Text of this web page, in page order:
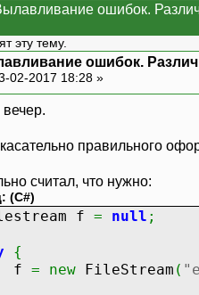
ошибок.
эту тему.
ошибок.
02-2017 18:28 »
правильного
считал, что нужно:
(C#)
f = null ;
{
= new FileStream (